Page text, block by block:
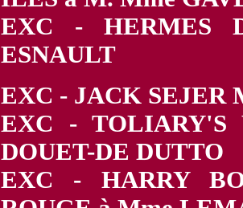
EXC - HERMES
ESNAULT
EXC - JACK SEJER
EXC - TOLIARY'S
DOUET-DE DUTTO
EXC - HARRY